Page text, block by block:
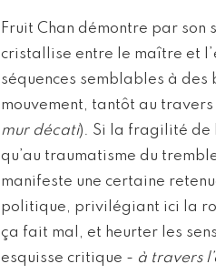
Fruit Chan démontre par son
cristallise entre le maître et
séquences semblables à
mouvement, tantôt au
mur décati). Si la fragilité de
qu’au traumatisme du
manifeste une certaine
politique, privilégiant ici la
ça fait mal, et heurter les
esquisse critique - à travers